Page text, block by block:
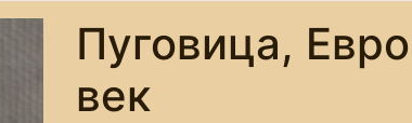
Пуговица,
век